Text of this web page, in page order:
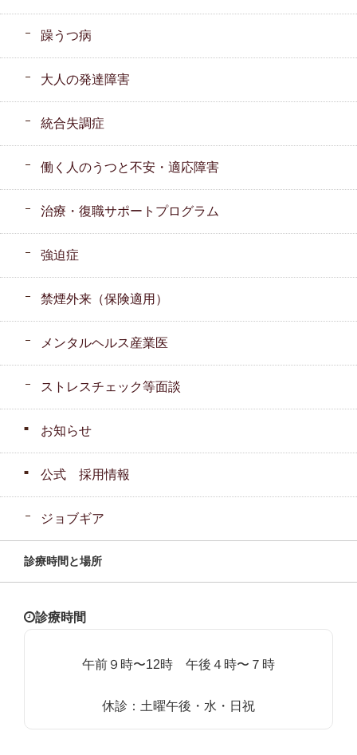
躁うつ病
大人の発達障害
統合失調症
働く人のうつと不安・適応障害
治療・復職サポートプログラム
強迫症
禁煙外来（保険適用）
メンタルヘルス産業医
ストレスチェック等面談
お知らせ
公式 採用情報
ジョブギア
診療時間と場所
診療時間
午前９時〜12時 午後４時〜７時
休診：土曜午後・水・日祝